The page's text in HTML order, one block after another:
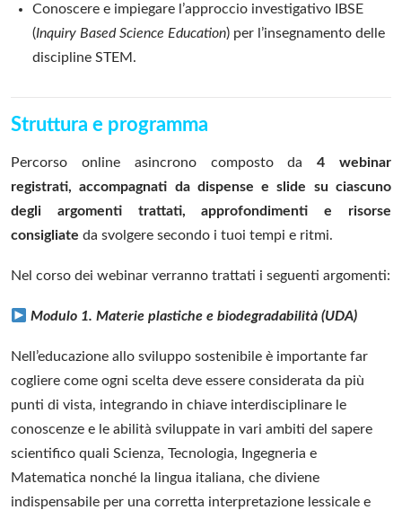
Conoscere e impiegare l’approccio investigativo IBSE
(Inquiry Based Science Education) per l’insegnamento delle
discipline STEM.
Struttura e programma
Percorso online asincrono composto da4 webinar
registrati, accompagnati da dispense e slide su ciascuno
degli argomenti trattati, approfondimenti e risorse
consigliate da svolgere secondo i tuoi tempi e ritmi.
Nel corso dei webinar verranno trattati i seguenti argomenti:
Modulo 1.Materie plastiche e biodegradabilità (UDA)
Nell’educazione allo sviluppo sostenibile è importante far
cogliere come ogni scelta deve essere considerata da più
punti di vista, integrando in chiave interdisciplinare le
conoscenze e le abilità sviluppate in vari ambiti del sapere
scientifico quali Scienza, Tecnologia, Ingegneria e
Matematica nonché la lingua italiana, che diviene
indispensabile per una corretta interpretazione lessicale e